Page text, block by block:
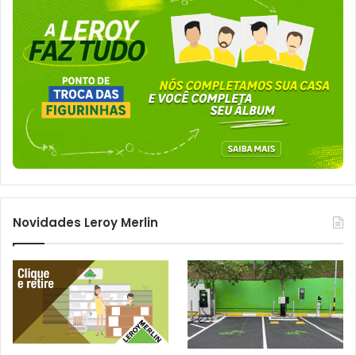
Novidades Leroy Merlin